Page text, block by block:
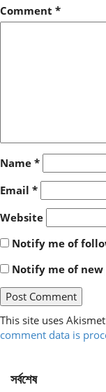
Comment *
Name *
Email *
Website
Notify me of
Notify me of
This site uses
comment data is
সর্বশেষ